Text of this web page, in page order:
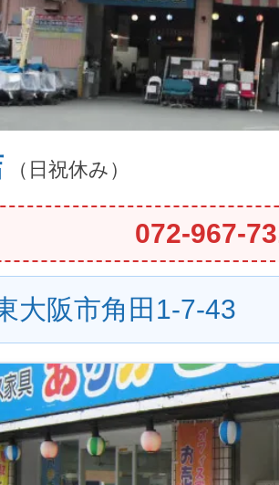
（日祝休み）
072-967-
大阪市角田1-7-43